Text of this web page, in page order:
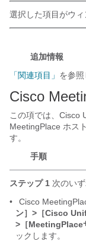
選択した項目がウィ
追加情報
「関連項目」 を参照
Cisco
この項では、Cisco
MeetingPlace ホス
す。
手順
ステップ 1 次のい
•
Cisco
ン］>［Cisco
>［MeetingPlace
ックします。